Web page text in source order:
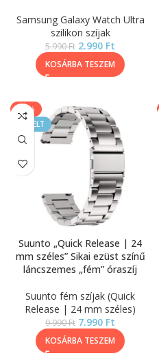
Samsung Galaxy Watch Ultra
szilikon szíjak
5.990Ft 2.990 Ft
KOSÁRBA TESZEM
-20%
KIEMELT
Suunto „Quick Release | 24
mm széles” Sikai ezüst színű
láncszemes „fém” óraszíj
Suunto fém szíjak (Quick
Release | 24 mm széles)
9.990Ft 7.990 Ft
KOSÁRBA TESZEM